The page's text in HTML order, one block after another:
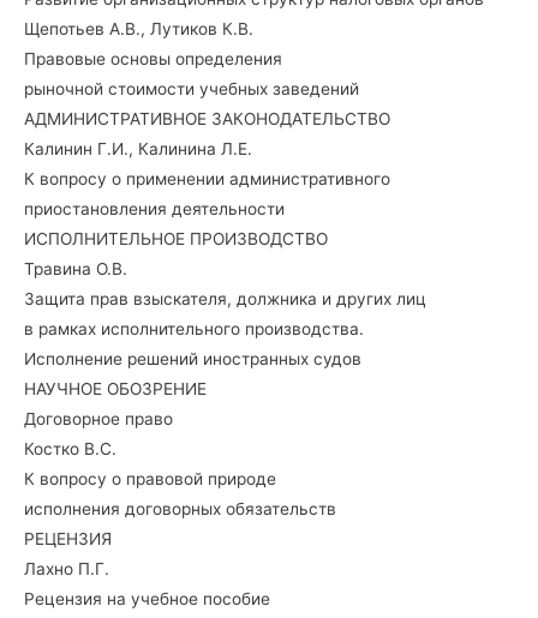
Щепотьев А.В., Лутиков К.В.
Правовые основы определения
рыночной стоимости учебных заведений
АДМИНИСТРАТИВНОЕ ЗАКОНОДАТЕЛЬСТВО
Калинин Г.И., Калинина Л.Е.
К вопросу о применении административного
приостановления деятельности
ИСПОЛНИТЕЛЬНОЕ ПРОИЗВОДСТВО
Травина О.В.
Защита прав взыскателя, должника и других лиц
в рамках исполнительного производства.
Исполнение решений иностранных судов
НАУЧНОЕ ОБОЗРЕНИЕ
Договорное право
Костко В.С.
К вопросу о правовой природе
исполнения договорных обязательств
РЕЦЕНЗИЯ
Лахно П.Г.
Рецензия на учебное пособие